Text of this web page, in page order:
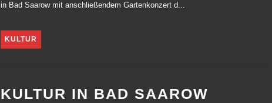
in Bad Saarow mit anschließendem Gartenkonzert d...
KULTUR
KULTUR IN BAD SAAROW